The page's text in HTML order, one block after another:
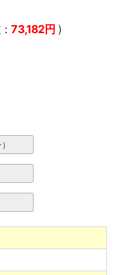
73,182円 )